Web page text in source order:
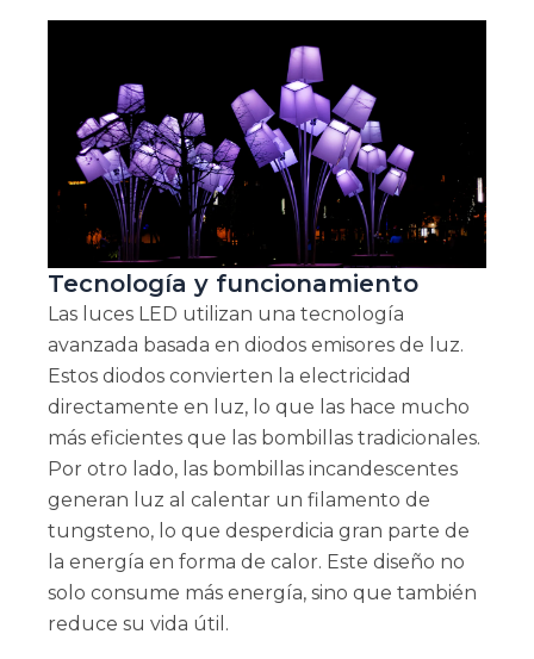
Tecnología y funcionamiento
Las luces LED utilizan una tecnología
avanzada basada en diodos emisores de luz.
Estos diodos convierten la electricidad
directamente en luz, lo que las hace mucho
más eficientes que las bombillas tradicionales.
Por otro lado, las bombillas incandescentes
generan luz al calentar un filamento de
tungsteno, lo que desperdicia gran parte de
la energía en forma de calor. Este diseño no
solo consume más energía, sino que también
reduce su vida útil.